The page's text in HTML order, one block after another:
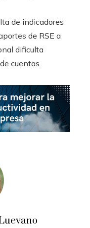
de indicadores
de RSE a
dificulta
cuentas.